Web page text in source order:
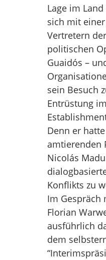
Lage im
sich mit
Vertretern
politischen
Guaidós –
sein Besuch
Entrüstung
Denn er
amtierenden
Nicolás
Konflikts zu
Im Gespräch
Florian
ausführlich
dem